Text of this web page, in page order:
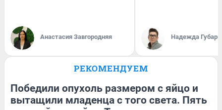
Анастасия Завгородняя Надежда Губарь
РЕКОМЕНДУЕМ
Победили опухоль размером с яйцо и
вытащили младенца с того света. Пять